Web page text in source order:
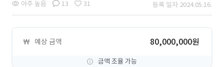
아주 높음 13 31 등록 일자 2024.05.16.
예상 금액 80,000,000원
금액 조율 가능